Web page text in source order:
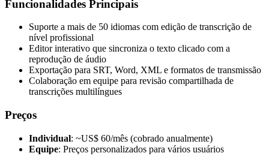
Funcionalidades Principais
Suporte a mais de 50 idiomas com edição de transcrição de
nível profissional
Editor interativo que sincroniza o texto clicado com a
reprodução de áudio
Exportação para SRT, Word, XML e formatos de transmissão
Colaboração em equipe para revisão compartilhada de
transcrições multilíngues
Preços
Individual: ~US$ 60/mês (cobrado anualmente)
Equipe: Preços personalizados para vários usuários